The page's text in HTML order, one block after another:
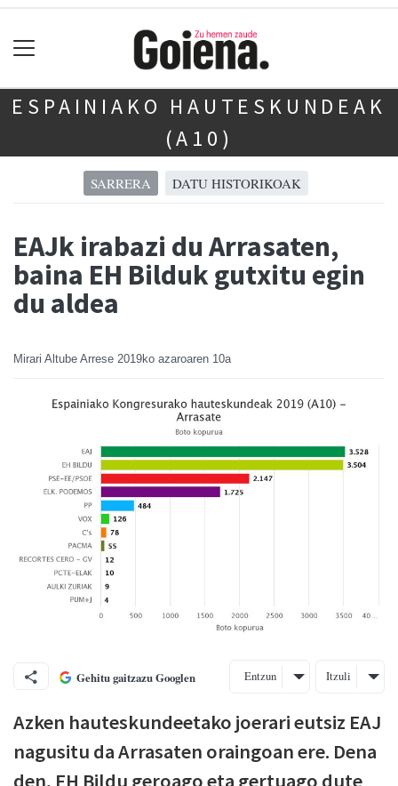
ESPAINIAKO HAUTESKUNDEAK
(A10)
SARRERA DATU HISTORIKOAK
EAJk irabazi du Arrasaten,
baina EH Bilduk gutxitu egin
du aldea
Mirari Altube Arrese 2019ko azaroaren 10a
Gehitu gaitzazu Googlen Entzun Itzuli
Azken hauteskundeetako joerari eutsiz EAJ
nagusitu da Arrasaten oraingoan ere. Dena
den, EH Bildu geroago eta gertuago dute